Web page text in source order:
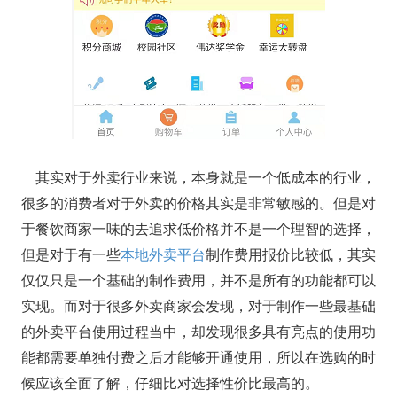
其实对于外卖行业来说，本身就是一个低成本的行业，
很多的消费者对于外卖的价格其实是非常敏感的。但是对
于餐饮商家一味的去追求低价格并不是一个理智的选择，
但是对于有一些本地外卖平台制作费用报价比较低，其实
仅仅只是一个基础的制作费用，并不是所有的功能都可以
实现。而对于很多外卖商家会发现，对于制作一些最基础
的外卖平台使用过程当中，却发现很多具有亮点的使用功
能都需要单独付费之后才能够开通使用，所以在选购的时
候应该全面了解，仔细比对选择性价比最高的。